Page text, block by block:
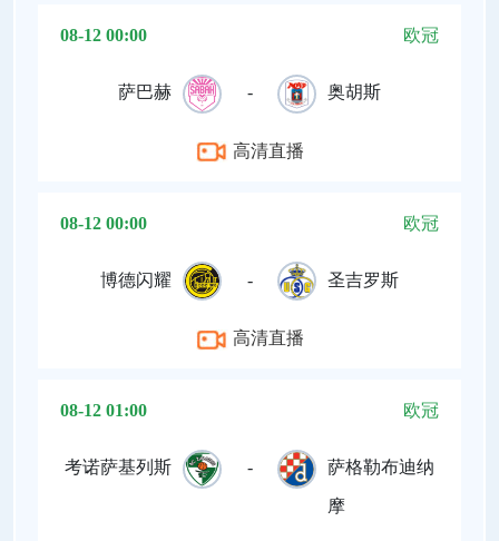
08-12 00:00 欧冠
萨巴赫 - 奥胡斯
高清直播
08-12 00:00 欧冠
博德闪耀 - 圣吉罗斯
高清直播
08-12 01:00 欧冠
考诺萨基列斯 - 萨格勒布迪纳
摩